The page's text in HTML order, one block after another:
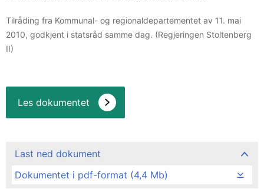
Tilråding fra Kommunal- og regionaldepartementet av 11. mai
2010, godkjent i statsråd samme dag. (Regjeringen Stoltenberg
II)
Les dokumentet
Last ned dokument
Dokumentet i pdf-format (4,4 Mb)